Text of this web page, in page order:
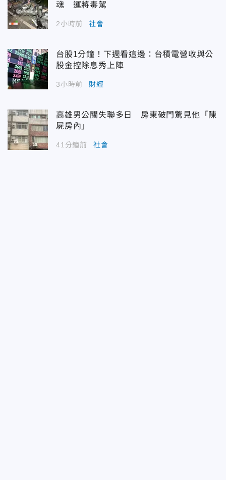
魂 運將毒駕
2小時前 社會
台股1分鐘！下週看這邊：台積電營收與公
股金控除息秀上陣
3小時前 財經
高雄男公關失聯多日 房東破門驚見他「陳
屍房內」
41分鐘前 社會